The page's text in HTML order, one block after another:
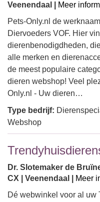
Veenendaal |
Meer
Pets-Only.nl de
Diervoeders VOF. Hier
dierenbenodigdheden,
alle merken en
de meest populaire
dieren webshop! Veel
Only.nl - Uw dieren…
Type bedrijf:
Webshop
Dr. Slotemaker de
CX | Veenendaal |
Meer
Dé webwinkel voor al uw